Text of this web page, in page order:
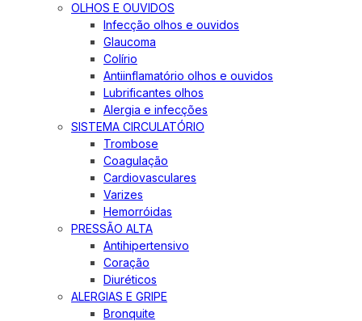
OLHOS E OUVIDOS
Infecção olhos e ouvidos
Glaucoma
Colírio
Antiinflamatório olhos e ouvidos
Lubrificantes olhos
Alergia e infecções
SISTEMA CIRCULATÓRIO
Trombose
Coagulação
Cardiovasculares
Varizes
Hemorróidas
PRESSÃO ALTA
Antihipertensivo
Coração
Diuréticos
ALERGIAS E GRIPE
Bronquite